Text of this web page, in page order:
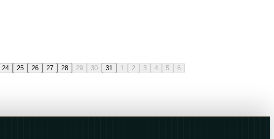
24 25 26 27 28 29 30 31 1 2 3 4 5 6